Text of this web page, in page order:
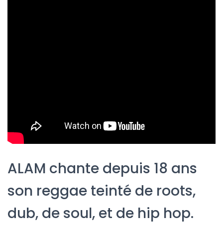
ALAM chante depuis 18 ans
son reggae teinté de roots,
dub, de soul, et de hip hop.